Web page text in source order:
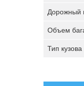
Дорожный
Объем
Тип кузова